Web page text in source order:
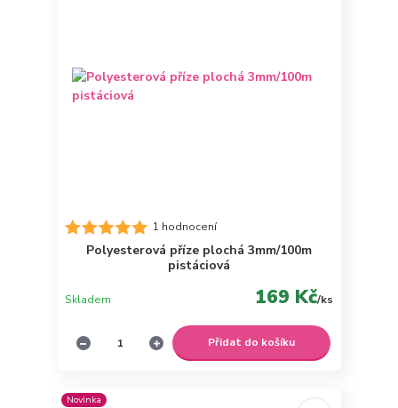
1 hodnocení
Polyesterová příze plochá 3mm/100m
pistáciová
169 Kč/ks
Skladem
Přidat do košíku
Novinka